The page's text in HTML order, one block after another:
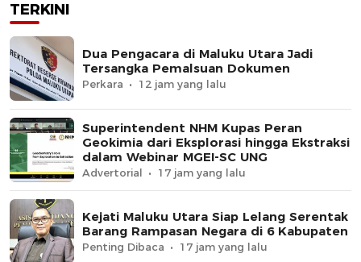
TERKINI
Dua Pengacara di Maluku Utara Jadi
Tersangka Pemalsuan Dokumen
Perkara 12 jam yang lalu
Superintendent NHM Kupas Peran
Geokimia dari Eksplorasi hingga Ekstraksi
dalam Webinar MGEI-SC UNG
Advertorial 17 jam yang lalu
Kejati Maluku Utara Siap Lelang Serentak
Barang Rampasan Negara di 6 Kabupaten
Penting Dibaca 17 jam yang lalu